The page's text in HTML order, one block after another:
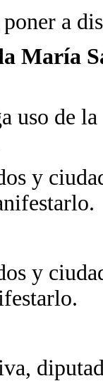
a
María
uso de
y
y